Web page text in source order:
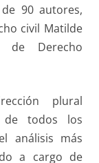
90 autores,
civil Matilde
de Derecho
plural
de todos los
análisis más
a cargo de